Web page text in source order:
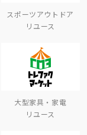
スポーツアウトドア
リユース
大型家具・家電
リユース